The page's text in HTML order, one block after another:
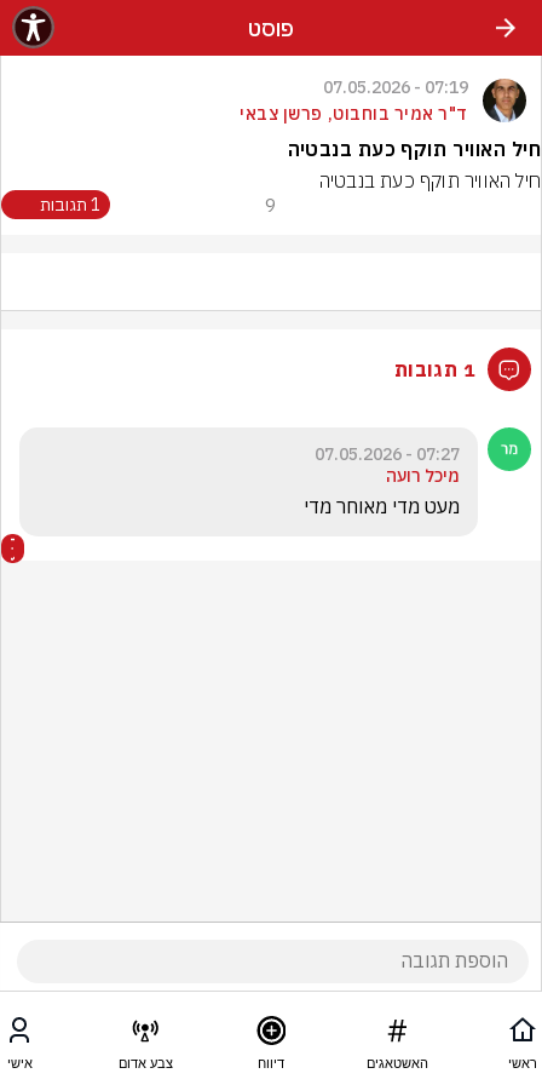
פוסט
07:19 - 07.05.2026
ד"ר אמיר בוחבוט, פרשן צבאי
חיל האוויר תוקף כעת בנבטיה
חיל האוויר תוקף כעת בנבטיה
9 1 תגובות
1 תגובות
07:27 - 07.05.2026
מיכל רועה
מעט מדי מאוחר מדי
ראשי האשטאגים דיווח צבע אדום אישי